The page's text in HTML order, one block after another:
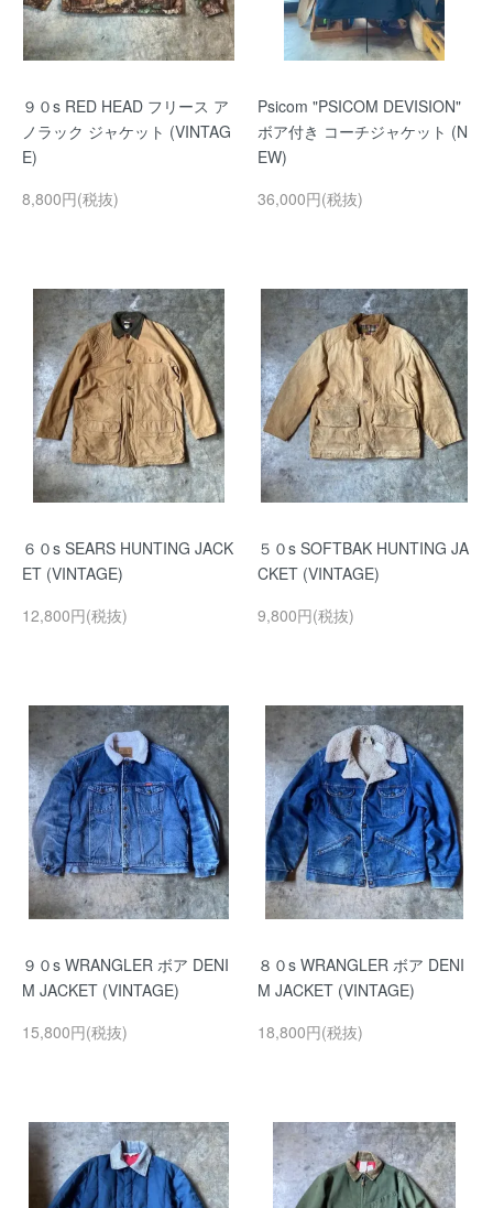
９０s RED HEAD フリース ア
ノラック ジャケット (VINTAG
E)
8,800円(税抜)
Psicom "PSICOM DEVISION"
ボア付き コーチジャケット (N
EW)
36,000円(税抜)
６０s SEARS HUNTING JACK
ET (VINTAGE)
12,800円(税抜)
５０s SOFTBAK HUNTING JA
CKET (VINTAGE)
9,800円(税抜)
９０s WRANGLER ボア DENI
M JACKET (VINTAGE)
15,800円(税抜)
８０s WRANGLER ボア DENI
M JACKET (VINTAGE)
18,800円(税抜)